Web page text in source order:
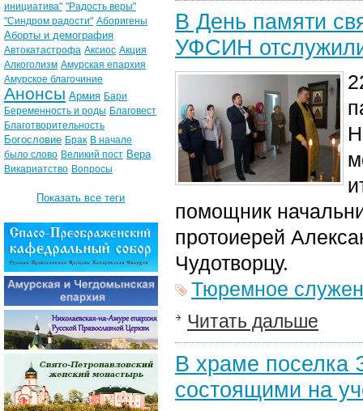
В День памяти
УФСИН
помощник
протоиерей
Чудотворцу.
Тюремное
Читать дальше
В храме поселка
состоящими на
инициатива" "Радость веры"
"Синдром радости" Аборигены
Аборты и демография
Автокатастрофа Аксиос Акция
Алкоголизм Амурская епархия
Амурское благочиние
Анонсы Армия Бари
Беременность и роды Благовест
Благотворительность
Богословие Брак В начале
было слово Великий пост Вера
Викариатство Вопросы
Показать все теги